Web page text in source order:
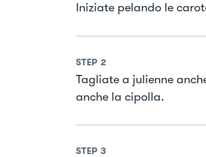
Iniziate pelando le
STEP 2
Tagliate a julienne
anche la cipolla.
STEP 3